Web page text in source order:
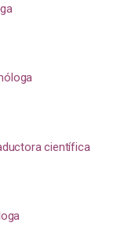
científica